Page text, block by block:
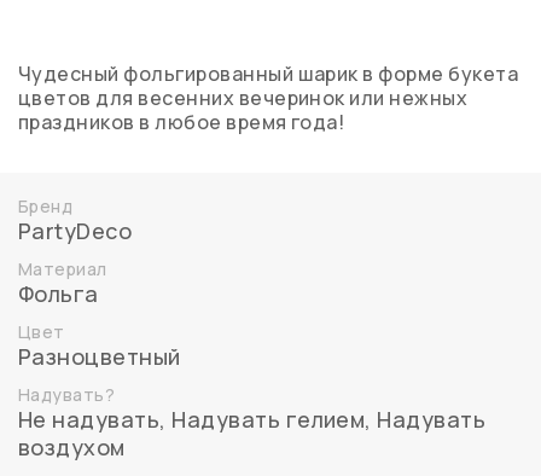
Чудесный фольгированный шарик в форме букета
цветов для весенних вечеринок или нежных
праздников в любое время года!
Бренд
PartyDeco
Материал
Фольга
Цвет
Разноцветный
Надувать?
Не надувать, Надувать гелием, Надувать
воздухом